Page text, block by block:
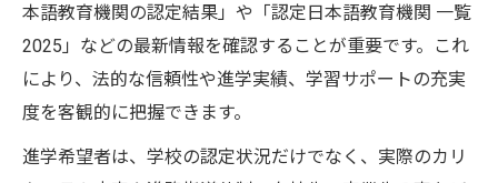
本語教育機関の認定結果」や「認定日本語教育機関 一覧
2025」などの最新情報を確認することが重要です。これ
により、法的な信頼性や進学実績、学習サポートの充実
度を客観的に把握できます。
進学希望者は、学校の認定状況だけでなく、実際のカリ